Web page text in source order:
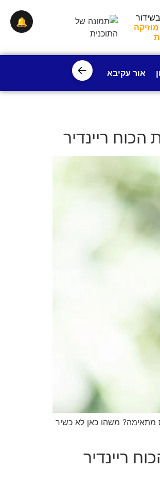
מוזיקה חופשית
אור עקיבא פרדס חנה
←
ריינדיר
מתאימה? משהו כאן לא כשיר
ריינדיר
🔔